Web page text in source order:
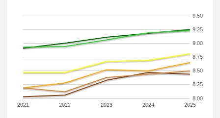
2021 2022 2023 2024 2025
8.00
8.25
8.50
8.75
9.00
9.25
9.50